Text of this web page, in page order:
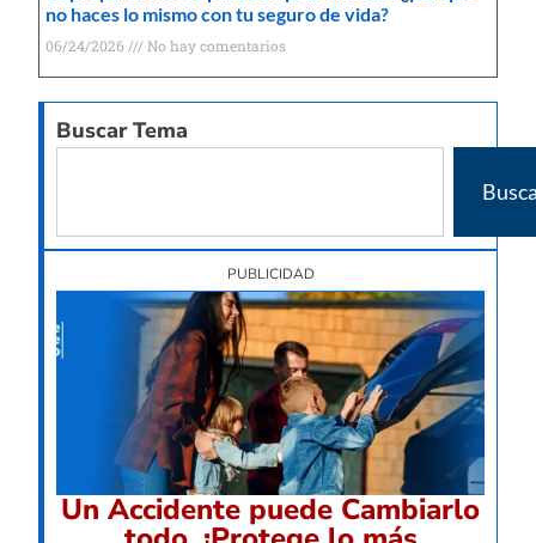
no haces lo mismo con tu seguro de vida?
06/24/2026 No hay comentarios
Buscar Tema
PUBLICIDAD
Un Accidente puede Cambiarlo